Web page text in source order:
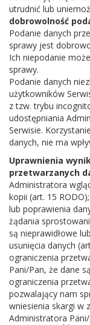
Kontakt
Adres: Borowska 1,
Telefon:
E-mail:
NIP:8262092208
REGON:
Godziny
Wtorek - Sobota
2022@
utrudnić lub
dobrowolność
Podanie danych
sprawy jest
Ich niepodanie
sprawy.
Podanie danych
użytkowników
z tzw. trybu
udostępniania
Serwisie.
danych, nie ma
Uprawnienia
przetwarzanych
Administratora
kopii (art. 15
lub poprawienia
żądania
są nieprawidłowe
usunięcia danych
ograniczenia
Pani/Pan, że dane
ograniczenia
pozwalający nam
wniesienia skargi w
Administratora